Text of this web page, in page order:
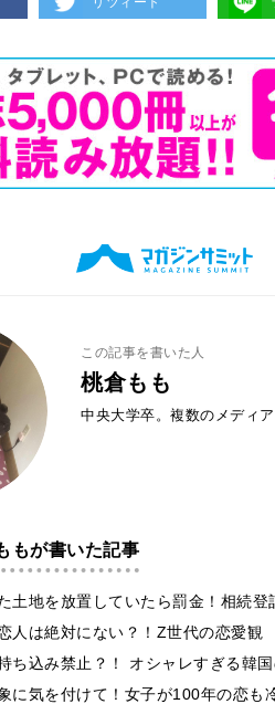
この記事を書いた人
桃倉もも
中央大学卒。複数のメディ
もが書いた記事
土地を放置していたら罰金！相続登
人は絶対にない？！Z世代の恋愛観
ち込み禁止？！ オシャレすぎる韓
に気を付けて！女子が100年の恋も